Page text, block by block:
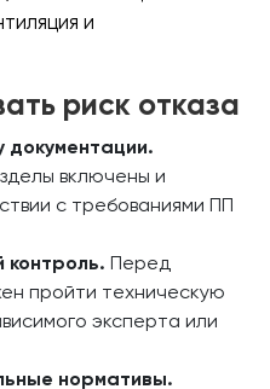
и
риск отказа
документации.
включены и
с требованиями ПП
контроль. Перед
пройти техническую
эксперта или
нормативы.